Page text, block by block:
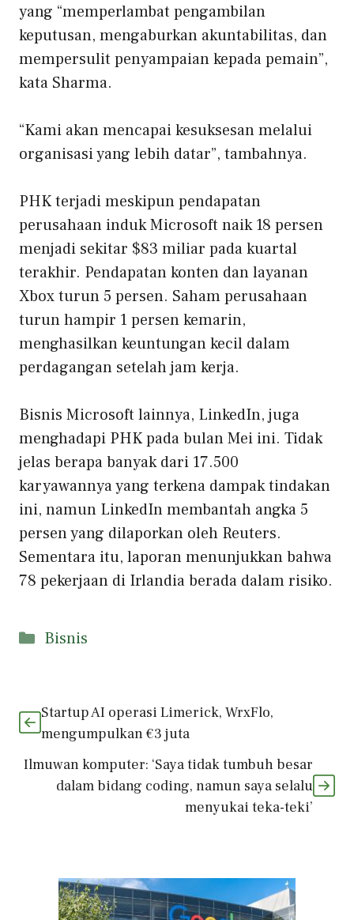
yang “memperlambat pengambilan
keputusan, mengaburkan akuntabilitas, dan
mempersulit penyampaian kepada pemain”,
kata Sharma.
“Kami akan mencapai kesuksesan melalui
organisasi yang lebih datar”, tambahnya.
PHK terjadi meskipun pendapatan
perusahaan induk Microsoft naik 18 persen
menjadi sekitar $83 miliar pada kuartal
terakhir. Pendapatan konten dan layanan
Xbox turun 5 persen. Saham perusahaan
turun hampir 1 persen kemarin,
menghasilkan keuntungan kecil dalam
perdagangan setelah jam kerja.
Bisnis Microsoft lainnya, LinkedIn, juga
menghadapi PHK pada bulan Mei ini. Tidak
jelas berapa banyak dari 17.500
karyawannya yang terkena dampak tindakan
ini, namun LinkedIn membantah angka 5
persen yang dilaporkan oleh Reuters.
Sementara itu, laporan menunjukkan bahwa
78 pekerjaan di Irlandia berada dalam risiko.
Kategori
Bisnis
Startup AI operasi Limerick, WrxFlo,
mengumpulkan €3 juta
Ilmuwan komputer: ‘Saya tidak tumbuh besar
dalam bidang coding, namun saya selalu
menyukai teka-teki’